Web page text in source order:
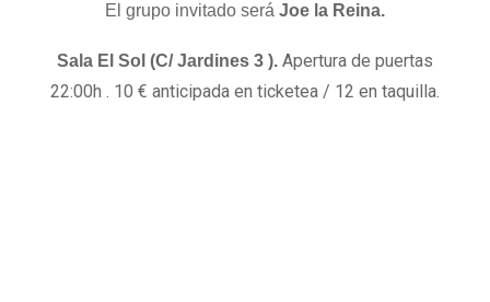
El grupo invitado será Joe la Reina.
Sala El Sol (C/ Jardines 3 ). Apertura de puertas
22:00h . 10 € anticipada en ticketea / 12 en taquilla.